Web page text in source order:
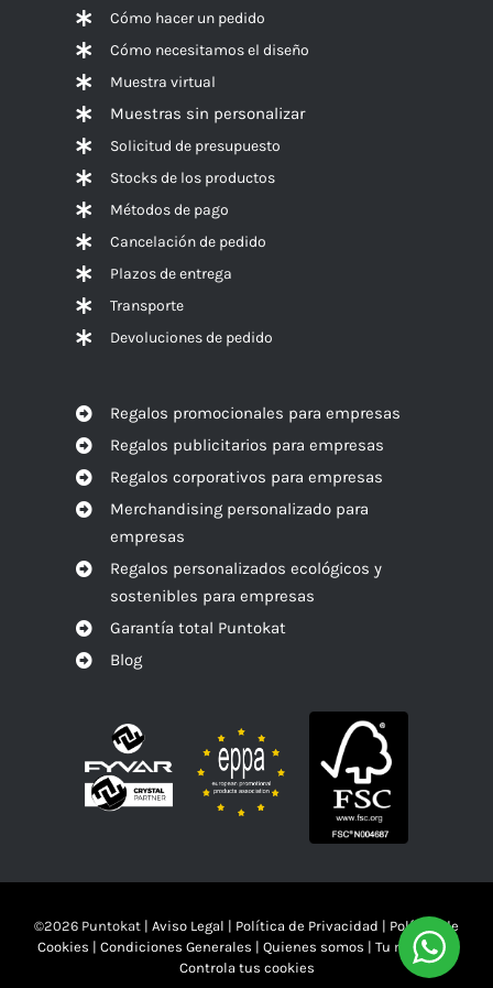
Cómo hacer un pedido
Cómo necesitamos el diseño
Muestra virtual
Muestras sin personalizar
Solicitud de presupuesto
Stocks de los productos
Métodos de pago
Cancelación de pedido
Plazos de entrega
Transporte
Devoluciones de pedido
Regalos promocionales para empresas
Regalos publicitarios para empresas
Regalos corporativos para empresas
Merchandising personalizado para
empresas
Regalos personalizados ecológicos y
sostenibles para empresas
Garantía total Puntokat
Blog
©2026 Puntokat | Aviso Legal | Política de Privacidad | Política de
Cookies | Condiciones Generales | Quienes somos | Tu mandas!!
Controla tus cookies